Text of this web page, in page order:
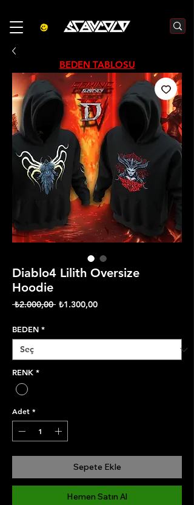
Diablo4 Lilith Oversize
Hoodie
₺2.000,00 Normal
₺1.300,00İndirimli
BEDEN *
RENK *
Adet *
Sepete Ekle
Hemen Satın Al
BEDEN TABLOSU